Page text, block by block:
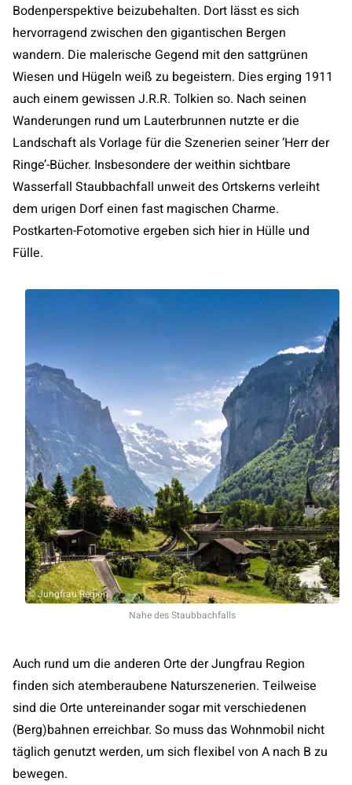
Bodenperspektive beizubehalten. Dort lässt es sich
hervorragend zwischen den gigantischen Bergen
wandern. Die malerische Gegend mit den sattgrünen
Wiesen und Hügeln weiß zu begeistern. Dies erging 1911
auch einem gewissen J.R.R. Tolkien so. Nach seinen
Wanderungen rund um Lauterbrunnen nutzte er die
Landschaft als Vorlage für die Szenerien seiner ‘Herr der
Ringe’-Bücher. Insbesondere der weithin sichtbare
Wasserfall Staubbachfall unweit des Ortskerns verleiht
dem urigen Dorf einen fast magischen Charme.
Postkarten-Fotomotive ergeben sich hier in Hülle und
Fülle.
© Jungfrau Region
Nahe des Staubbachfalls
Auch rund um die anderen Orte der Jungfrau Region
finden sich atemberaubene Naturszenerien. Teilweise
sind die Orte untereinander sogar mit verschiedenen
(Berg)bahnen erreichbar. So muss das Wohnmobil nicht
täglich genutzt werden, um sich flexibel von A nach B zu
bewegen.